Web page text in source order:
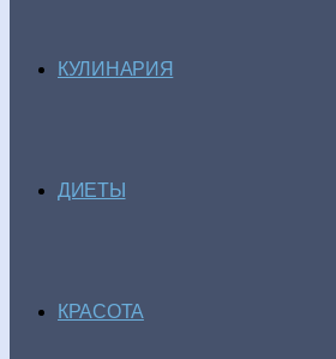
КУЛИНАРИЯ
ДИЕТЫ
КРАСОТА